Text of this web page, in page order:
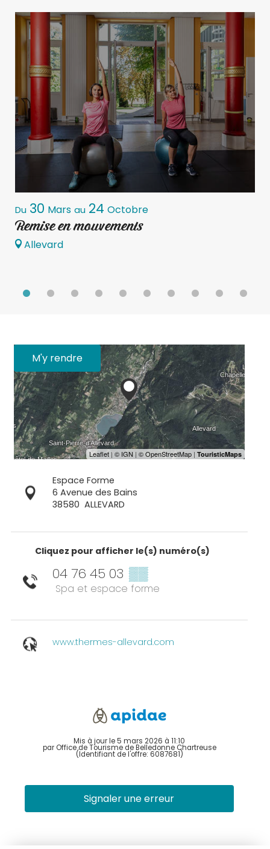
Du 30 Mars au 24 Octobre
Remise en mouvements
Allevard
M'y rendre
Espace Forme
6 Avenue des Bains
38580 ALLEVARD
Cliquez pour afficher le(s) numéro(s)
04 76 45 03 ▒▒
Spa et espace forme
www.thermes-allevard.com
Mis à jour le 5 mars 2026 à 11:10
par Office de Tourisme de Belledonne Chartreuse
(Identifiant de l'offre: 6087681)
Signaler une erreur